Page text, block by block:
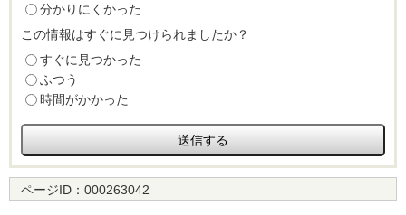
分かりにくかった
この情報はすぐに見つけられましたか？
すぐに見つかった
ふつう
時間がかかった
ページID： 000263042